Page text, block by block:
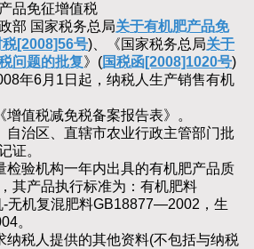
免征增值税
国家税务总局关于有机肥产品免
税[2008]56号)、《国家税务总局关于
问题的批复》(国税函[2008]1020号)
年6月1日起，纳税人生产销售有机
值税减免税备案报告表》。
治区、直辖市农业行政主管部门批
证。
验机构一年内出具的有机肥产品质
其产品执行标准为：有机肥料
无机复混肥料GB18877—2002，生
。
税人提供的其他资料(不包括与纳税